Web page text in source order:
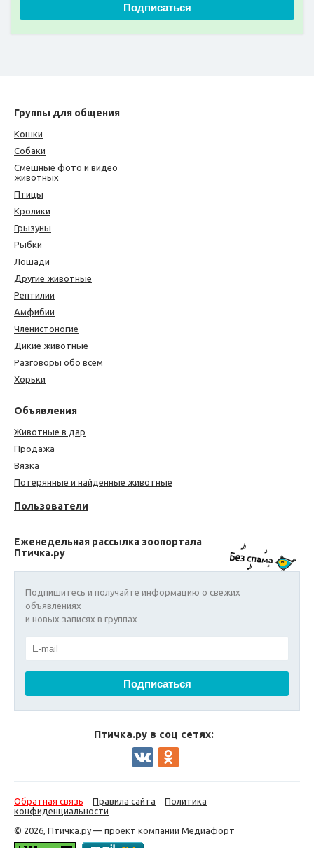
Подписаться
Группы для общения
Кошки
Собаки
Смешные фото и видео
животных
Птицы
Кролики
Грызуны
Рыбки
Лошади
Другие животные
Рептилии
Амфибии
Членистоногие
Дикие животные
Разговоры обо всем
Хорьки
Объявления
Животные в дар
Продажа
Вязка
Потерянные и найденные животные
Пользователи
Еженедельная рассылка зоопортала
Птичка.ру
Подпишитесь и получайте информацию о свежих
объявлениях
и новых записях в группах
Птичка.ру в соц сетях:
Обратная связь Правила сайта
Политика
конфиденциальности
© 2026, Птичка.ру — проект компании Медиафорт